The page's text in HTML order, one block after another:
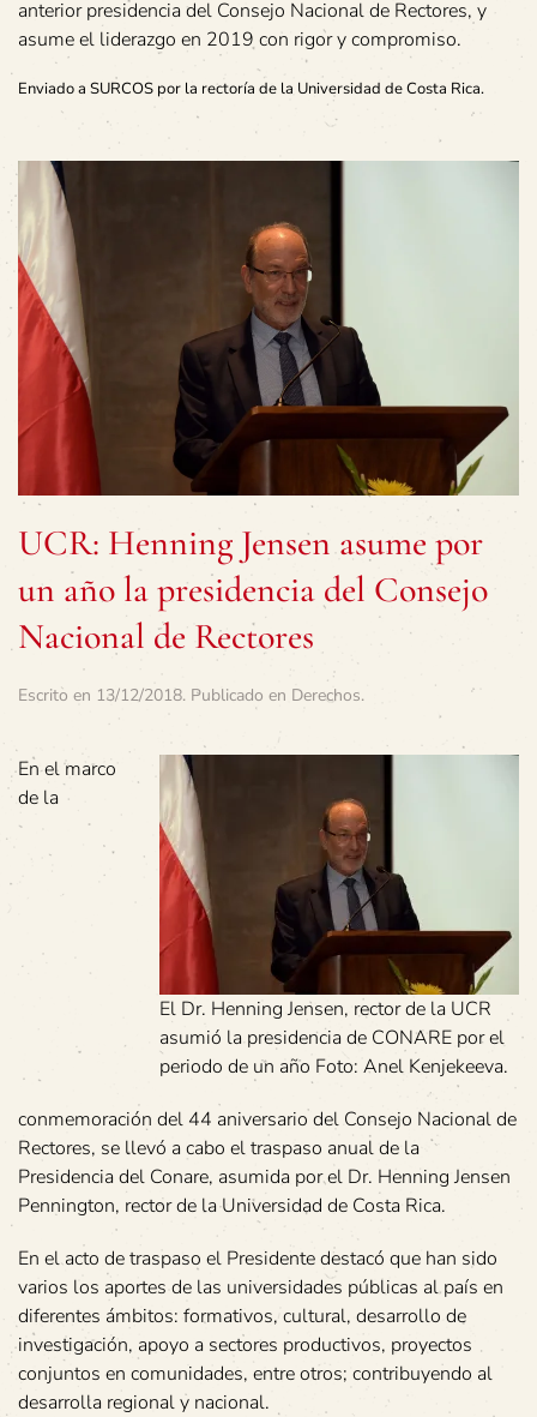
anterior presidencia del Consejo Nacional de Rectores, y
asume el liderazgo en 2019 con rigor y compromiso.
Enviado a SURCOS por la rectoría de la Universidad de Costa Rica.
UCR: Henning Jensen asume por
un año la presidencia del Consejo
Nacional de Rectores
Escrito en 13/12/2018. Publicado en Derechos.
El Dr. Henning Jensen, rector de la UCR
asumió la presidencia de CONARE por el
periodo de un año Foto: Anel Kenjekeeva.
En el marco
de la
conmemoración del 44 aniversario del Consejo Nacional de
Rectores, se llevó a cabo el traspaso anual de la
Presidencia del Conare, asumida por el Dr. Henning Jensen
Pennington, rector de la Universidad de Costa Rica.
En el acto de traspaso el Presidente destacó que han sido
varios los aportes de las universidades públicas al país en
diferentes ámbitos: formativos, cultural, desarrollo de
investigación, apoyo a sectores productivos, proyectos
conjuntos en comunidades, entre otros; contribuyendo al
desarrolla regional y nacional.